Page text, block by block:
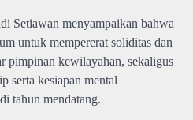
Setiawan menyampaikan bahwa
untuk mempererat soliditas dan
pimpinan kewilayahan, sekaligus
serta kesiapan mental
tahun mendatang.